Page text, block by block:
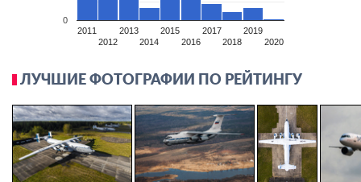
2011
2012
2013
2014
2015
2016
2017
2018
2019
2020
0
ЛУЧШИЕ ФОТОГРАФИИ ПО РЕЙТИНГУ